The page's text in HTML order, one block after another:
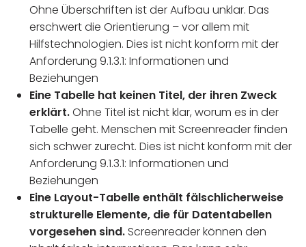
Ohne Überschriften ist der Aufbau unklar. Das
erschwert die Orientierung – vor allem mit
Hilfstechnologien. Dies ist nicht konform mit der
Anforderung 9.1.3.1: Informationen und
Beziehungen
Eine Tabelle hat keinen Titel, der ihren Zweck
erklärt.Ohne Titel ist nicht klar, worum es in der
Tabelle geht. Menschen mit Screenreader finden
sich schwer zurecht. Dies ist nicht konform mit der
Anforderung 9.1.3.1: Informationen und
Beziehungen
Eine Layout-Tabelle enthält fälschlicherweise
strukturelle Elemente, die für Datentabellen
vorgesehen sind. Screenreader können den